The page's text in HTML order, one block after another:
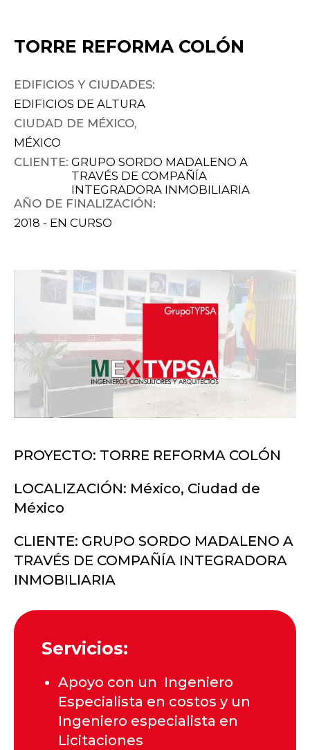
TORRE REFORMA COLÓN
EDIFICIOS Y CIUDADES:
EDIFICIOS DE ALTURA
CIUDAD DE MÉXICO,
MÉXICO
CLIENTE: GRUPO SORDO MADALENO A
TRAVÉS DE COMPAÑÍA
INTEGRADORA INMOBILIARIA
AÑO DE FINALIZACIÓN:
2018 - EN CURSO
PROYECTO: TORRE REFORMA COLÓN
LOCALIZACIÓN: México, Ciudad de
México
CLIENTE: GRUPO SORDO MADALENO A
TRAVÉS DE COMPAÑÍA INTEGRADORA
INMOBILIARIA
Servicios:
Apoyo con un Ingeniero
Especialista en costos y un
Ingeniero especialista en
Licitaciones